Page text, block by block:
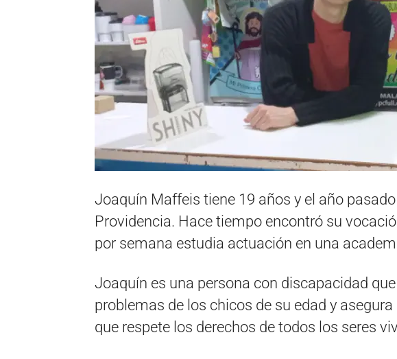
Joaquín Maffeis tiene 19 años y el año
Providencia. Hace tiempo encontró su
por semana estudia actuación en una
Joaquín es una persona con discapacidad
problemas de los chicos de su edad y
que respete los derechos de todos los seres